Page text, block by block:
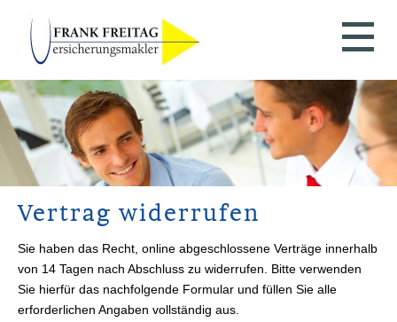
Vertrag widerrufen
Sie haben das Recht, online abgeschlossene Verträge innerhalb
von 14 Tagen nach Abschluss zu widerrufen. Bitte verwenden
Sie hierfür das nachfolgende Formular und füllen Sie alle
erforderlichen Angaben vollständig aus.